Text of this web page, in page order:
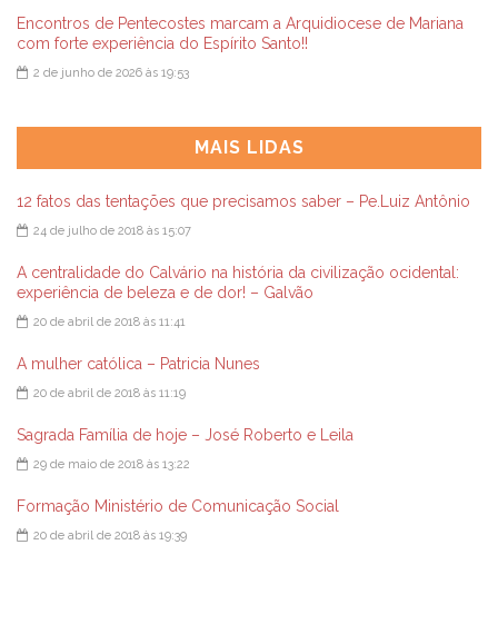
Encontros de Pentecostes marcam a Arquidiocese de Mariana
com forte experiência do Espírito Santo!!
2 de junho de 2026 às 19:53
MAIS LIDAS
12 fatos das tentações que precisamos saber – Pe.Luiz Antônio
24 de julho de 2018 às 15:07
A centralidade do Calvário na história da civilização ocidental:
experiência de beleza e de dor! – Galvão
20 de abril de 2018 às 11:41
A mulher católica – Patricia Nunes
20 de abril de 2018 às 11:19
Sagrada Família de hoje – José Roberto e Leila
29 de maio de 2018 às 13:22
Formação Ministério de Comunicação Social
20 de abril de 2018 às 19:39